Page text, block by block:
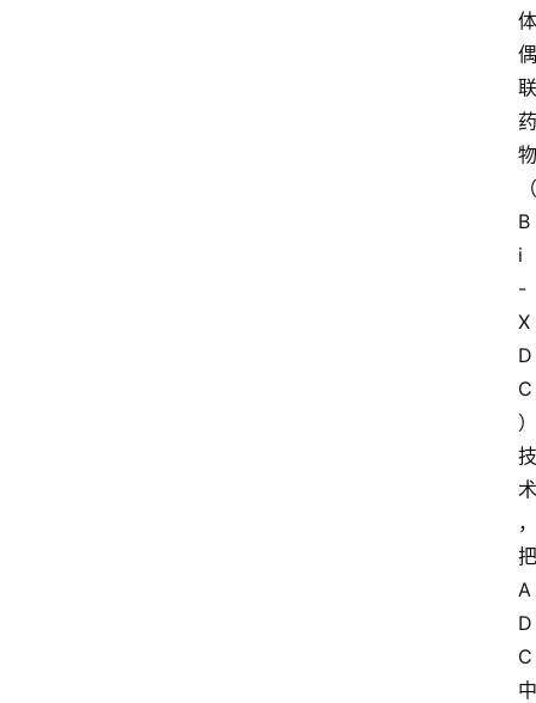
体
偶
联
药
物
（
B
i
-
X
D
C
）
技
术
，
把
A
D
C
中